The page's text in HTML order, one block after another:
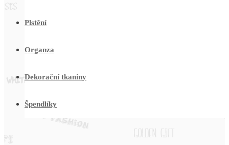
Plstění
Organza
Dekorační tkaniny
Špendlíky